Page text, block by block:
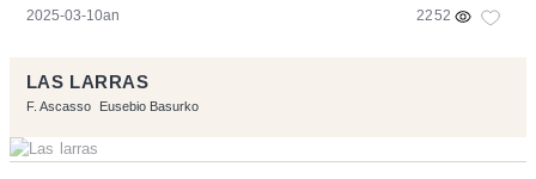
2025-03-10an 2252
LAS LARRAS
F. Ascasso Eusebio Basurko